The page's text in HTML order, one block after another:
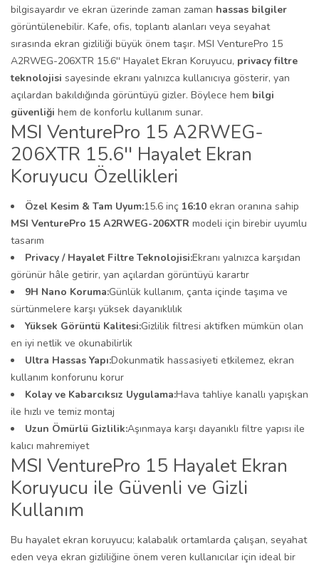
bilgisayardır ve ekran üzerinde zaman zaman hassas bilgiler
görüntülenebilir. Kafe, ofis, toplantı alanları veya seyahat
sırasında ekran gizliliği büyük önem taşır. MSI VenturePro 15
A2RWEG-206XTR 15.6'' Hayalet Ekran Koruyucu, privacy filtre
teknolojisi sayesinde ekranı yalnızca kullanıcıya gösterir, yan
açılardan bakıldığında görüntüyü gizler. Böylece hem bilgi
güvenliği hem de konforlu kullanım sunar.
MSI VenturePro 15 A2RWEG-
206XTR 15.6'' Hayalet Ekran
Koruyucu Özellikleri
Özel Kesim & Tam Uyum:15.6 inç 16:10 ekran oranına sahip
MSI VenturePro 15 A2RWEG-206XTR modeli için birebir uyumlu
tasarım
Privacy / Hayalet Filtre Teknolojisi:Ekranı yalnızca karşıdan
görünür hâle getirir, yan açılardan görüntüyü karartır
9H Nano Koruma:Günlük kullanım, çanta içinde taşıma ve
sürtünmelere karşı yüksek dayanıklılık
Yüksek Görüntü Kalitesi:Gizlilik filtresi aktifken mümkün olan
en iyi netlik ve okunabilirlik
Ultra Hassas Yapı:Dokunmatik hassasiyeti etkilemez, ekran
kullanım konforunu korur
Kolay ve Kabarcıksız Uygulama:Hava tahliye kanallı yapışkan
ile hızlı ve temiz montaj
Uzun Ömürlü Gizlilik:Aşınmaya karşı dayanıklı filtre yapısı ile
kalıcı mahremiyet
MSI VenturePro 15 Hayalet Ekran
Koruyucu ile Güvenli ve Gizli
Kullanım
Bu hayalet ekran koruyucu; kalabalık ortamlarda çalışan, seyahat
eden veya ekran gizliliğine önem veren kullanıcılar için ideal bir